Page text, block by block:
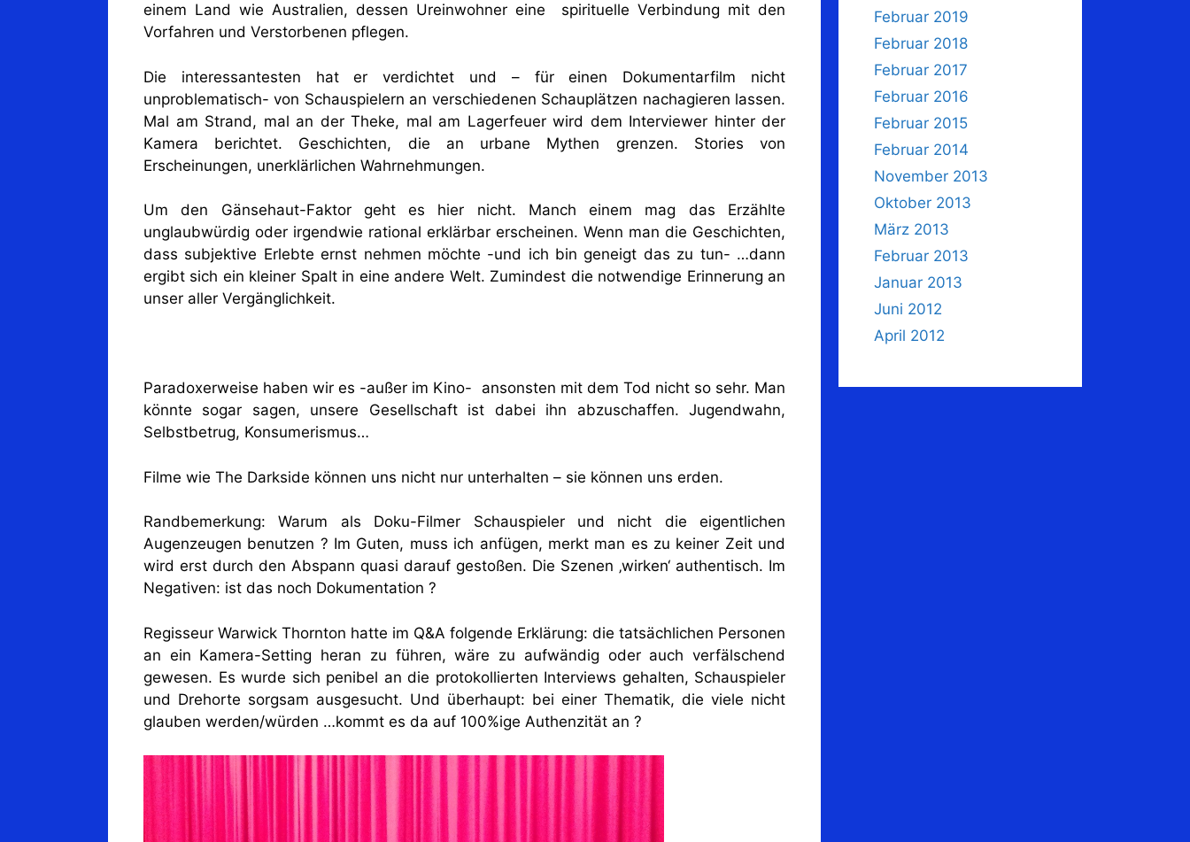
einem Land wie Australien, dessen Ureinwohner eine spirituelle Verbindung mit den
Vorfahren und Verstorbenen pflegen.
Die interessantesten hat er verdichtet und – für einen Dokumentarfilm nicht
unproblematisch- von Schauspielern an verschiedenen Schauplätzen nachagieren lassen.
Mal am Strand, mal an der Theke, mal am Lagerfeuer wird dem Interviewer hinter der
Kamera berichtet. Geschichten, die an urbane Mythen grenzen. Stories von
Erscheinungen, unerklärlichen Wahrnehmungen.
Um den Gänsehaut-Faktor geht es hier nicht. Manch einem mag das Erzählte
unglaubwürdig oder irgendwie rational erklärbar erscheinen. Wenn man die Geschichten,
dass subjektive Erlebte ernst nehmen möchte -und ich bin geneigt das zu tun- …dann
ergibt sich ein kleiner Spalt in eine andere Welt. Zumindest die notwendige Erinnerung an
unser aller Vergänglichkeit.
Paradoxerweise haben wir es -außer im Kino- ansonsten mit dem Tod nicht so sehr. Man
könnte sogar sagen, unsere Gesellschaft ist dabei ihn abzuschaffen. Jugendwahn,
Selbstbetrug, Konsumerismus…
Filme wie The Darkside können uns nicht nur unterhalten – sie können uns erden.
Randbemerkung: Warum als Doku-Filmer Schauspieler und nicht die eigentlichen
Augenzeugen benutzen ? Im Guten, muss ich anfügen, merkt man es zu keiner Zeit und
wird erst durch den Abspann quasi darauf gestoßen. Die Szenen ‚wirken‘ authentisch. Im
Negativen: ist das noch Dokumentation ?
Regisseur Warwick Thornton hatte im Q&A folgende Erklärung: die tatsächlichen Personen
an ein Kamera-Setting heran zu führen, wäre zu aufwändig oder auch verfälschend
gewesen. Es wurde sich penibel an die protokollierten Interviews gehalten, Schauspieler
und Drehorte sorgsam ausgesucht. Und überhaupt: bei einer Thematik, die viele nicht
glauben werden/würden …kommt es da auf 100%ige Authenzität an ?
Februar 2019
Februar 2018
Februar 2017
Februar 2016
Februar 2015
Februar 2014
November 2013
Oktober 2013
März 2013
Februar 2013
Januar 2013
Juni 2012
April 2012